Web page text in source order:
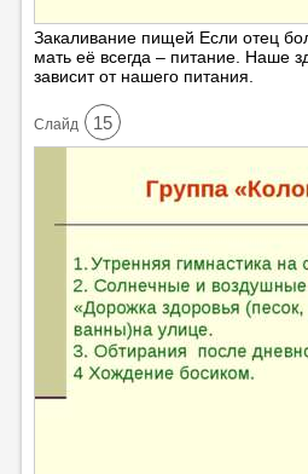
Закаливание пищей Если отец
мать её всегда – питание. Наше
зависит от нашего питания.
Cлайд 15